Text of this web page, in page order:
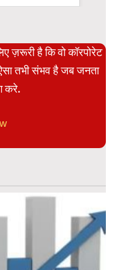
ज़रूरी है कि वो कॉरपोरेट
तभी संभव है जब जनता
करे.